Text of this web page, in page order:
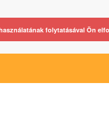
folytatásával Ön